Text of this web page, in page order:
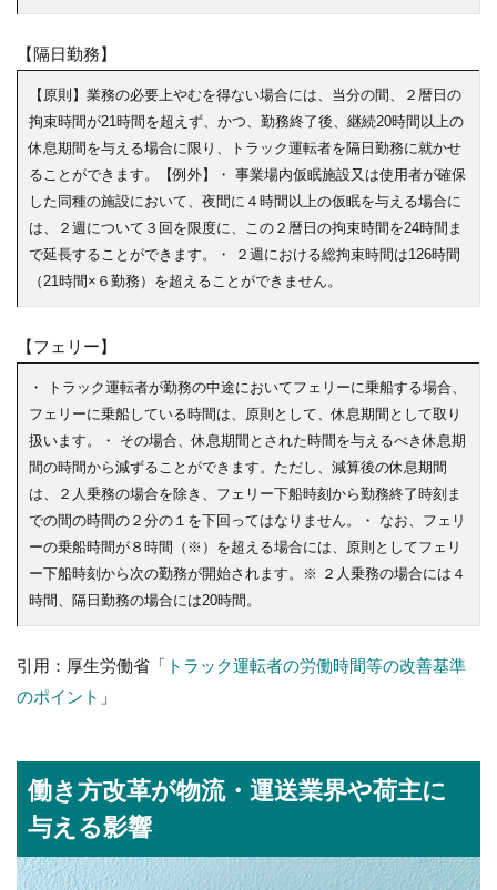
【隔日勤務】
【原則】業務の必要上やむを得ない場合には、当分の間、２暦日の
拘束時間が21時間を超えず、かつ、勤務終了後、継続20時間以上の
休息期間を与える場合に限り、トラック運転者を隔日勤務に就かせ
ることができます。【例外】・ 事業場内仮眠施設又は使用者が確保
した同種の施設において、夜間に４時間以上の仮眠を与える場合に
は、２週について３回を限度に、この２暦日の拘束時間を24時間ま
で延長することができます。・ ２週における総拘束時間は126時間
（21時間×６勤務）を超えることができません。
【フェリー】
・ トラック運転者が勤務の中途においてフェリーに乗船する場合、
フェリーに乗船している時間は、原則として、休息期間として取り
扱います。・ その場合、休息期間とされた時間を与えるべき休息期
間の時間から減ずることができます。ただし、減算後の休息期間
は、２人乗務の場合を除き、フェリー下船時刻から勤務終了時刻ま
での間の時間の２分の１を下回ってはなりません。・ なお、フェリ
ーの乗船時間が８時間（※）を超える場合には、原則としてフェリ
ー下船時刻から次の勤務が開始されます。※ ２人乗務の場合には４
時間、隔日勤務の場合には20時間。
引用：厚生労働省「 トラック運転者の労働時間等の改善基準
のポイント 」
働き方改革が物流・運送業界や荷主に
与える影響